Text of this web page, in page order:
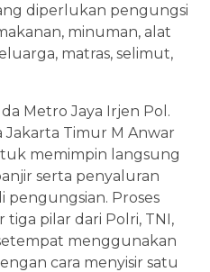
diperlukan pengungsi
minuman, alat
matras, selimut,
Metro Jaya Irjen Pol.
Jakarta Timur M Anwar
memimpin langsung
serta penyaluran
Proses
pilar dari Polri, TNI,
menggunakan
cara menyisir satu